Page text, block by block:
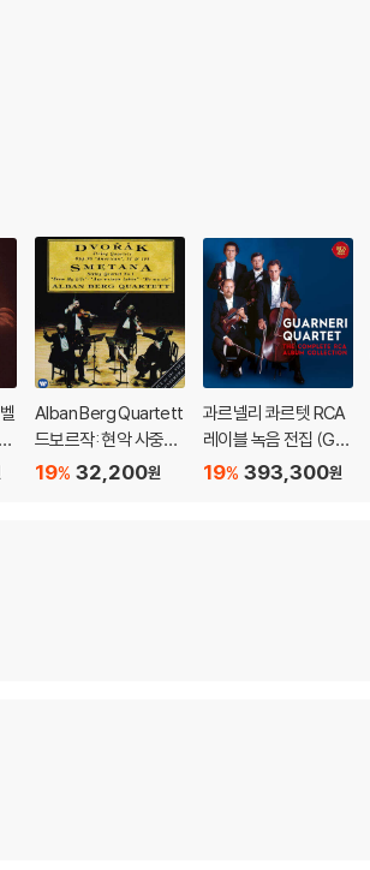
Alban Berg Quartett
드보르작: 현악 사중주
`아메리카` / 스메타나:
32,200원
19%
과르넬리 콰르텟 RCA
레이블 녹음 전집 (Gua
rneri Quartet: The C
393,300원
19%